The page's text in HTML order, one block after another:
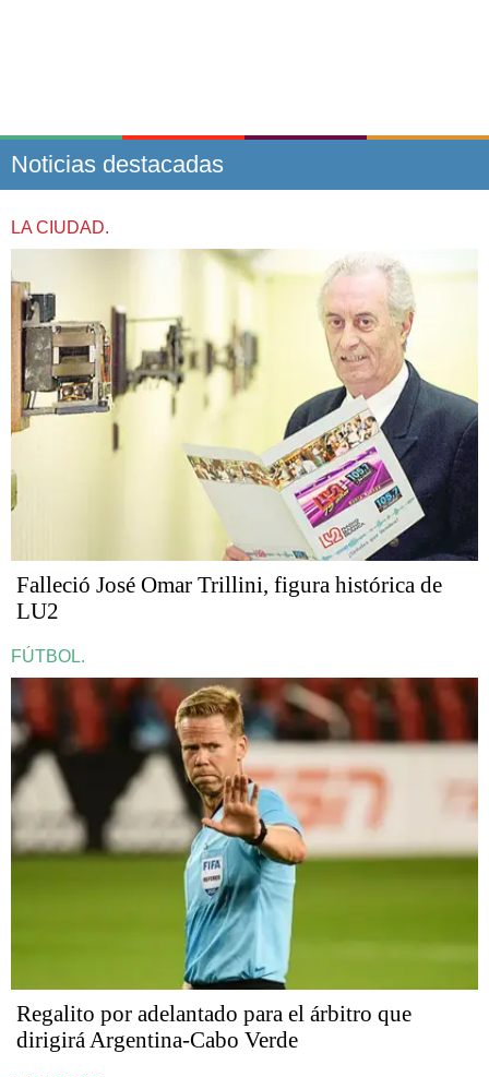
Noticias destacadas
LA CIUDAD.
Falleció José Omar Trillini, figura histórica de
LU2
FÚTBOL.
Regalito por adelantado para el árbitro que
dirigirá Argentina-Cabo Verde